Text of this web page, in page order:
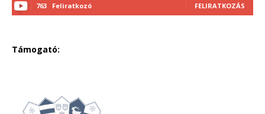
763 Feliratkozó FELIRATKOZÁS
Támogató: